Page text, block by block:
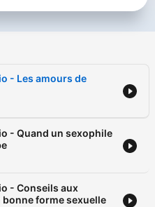
- Les amours de
- Quand un sexophile
- Conseils aux
forme sexuelle